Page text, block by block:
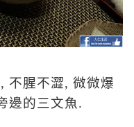
, 不腥不澀, 微微爆
邊的三文魚.